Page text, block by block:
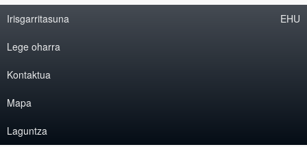
Irisgarritasuna
Lege oharra
Kontaktua
Mapa
Laguntza
EHU